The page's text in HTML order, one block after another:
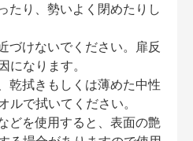
たり、勢いよく閉めたりし
づけないでください。扉反
になります。
乾拭きもしくは薄めた中性
ルで拭いてください。
どを使用すると、表面の艶